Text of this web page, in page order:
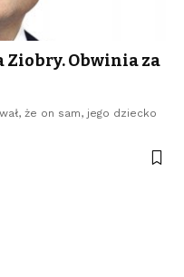
Ziobry. Obwinia za
że on sam, jego dziecko